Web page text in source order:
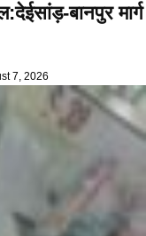
बानपुर मार्ग
7, 2026